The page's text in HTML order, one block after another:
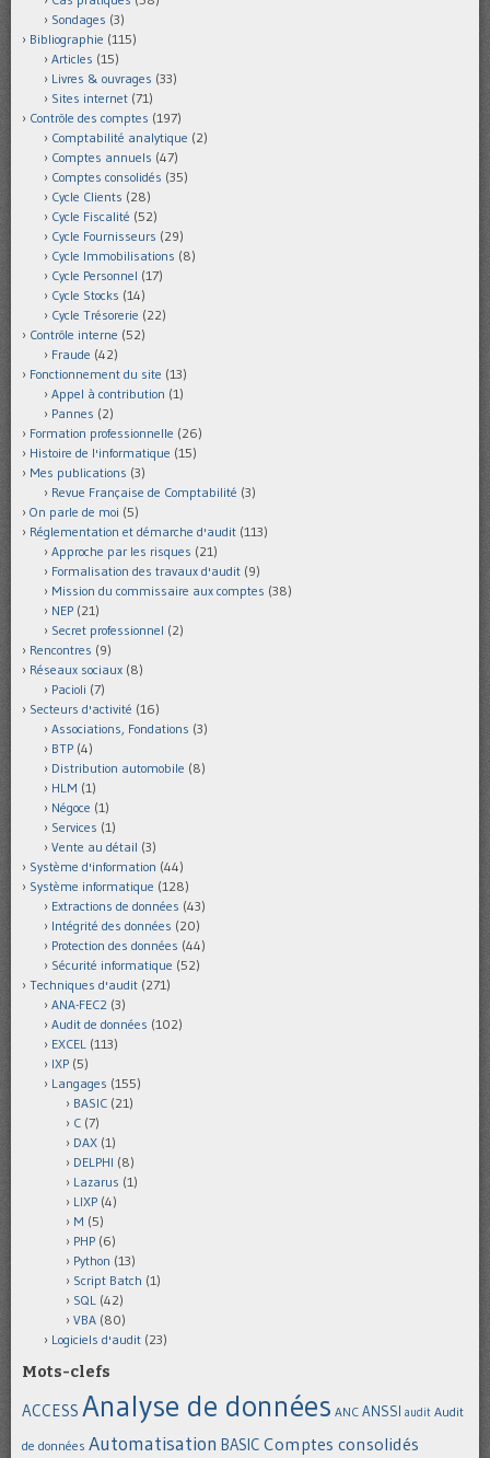
Sondages (3)
Bibliographie (115)
Articles (15)
Livres & ouvrages (33)
Sites internet (71)
Contrôle des comptes (197)
Comptabilité analytique (2)
Comptes annuels (47)
Comptes consolidés (35)
Cycle Clients (28)
Cycle Fiscalité (52)
Cycle Fournisseurs (29)
Cycle Immobilisations (8)
Cycle Personnel (17)
Cycle Stocks (14)
Cycle Trésorerie (22)
Contrôle interne (52)
Fraude (42)
Fonctionnement du site (13)
Appel à contribution (1)
Pannes (2)
Formation professionnelle (26)
Histoire de l'informatique (15)
Mes publications (3)
Revue Française de Comptabilité (3)
On parle de moi (5)
Réglementation et démarche d'audit (113)
Approche par les risques (21)
Formalisation des travaux d'audit (9)
Mission du commissaire aux comptes (38)
NEP (21)
Secret professionnel (2)
Rencontres (9)
Réseaux sociaux (8)
Pacioli (7)
Secteurs d'activité (16)
Associations, Fondations (3)
BTP (4)
Distribution automobile (8)
HLM (1)
Négoce (1)
Services (1)
Vente au détail (3)
Système d'information (44)
Système informatique (128)
Extractions de données (43)
Intégrité des données (20)
Protection des données (44)
Sécurité informatique (52)
Techniques d'audit (271)
ANA-FEC2 (3)
Audit de données (102)
EXCEL (113)
IXP (5)
Langages (155)
BASIC (21)
C (7)
DAX (1)
DELPHI (8)
Lazarus (1)
LIXP (4)
M (5)
PHP (6)
Python (13)
Script Batch (1)
SQL (42)
VBA (80)
Logiciels d'audit (23)
Mots-clefs
ACCESS Analyse de données ANC ANSSI audit Audit
de données Automatisation BASIC Comptes consolidés